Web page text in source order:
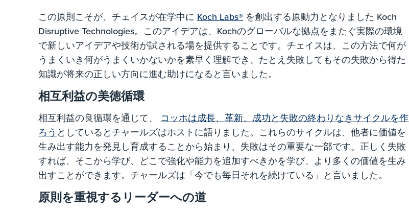
この原則こそが、チェイスが在学中に Koch Labs® を創出する原動力となりました Koch
Disruptive Technologies。このアイデアは、Kochのグローバルな拠点をまたぐ実際の環境
で新しいアイデアや技術が試される場を提供することです。チェイスは、この方法で何が
うまくいき何がうまくいかないかを素早く理解でき、たとえ失敗してもその失敗から得た
知識が将来の正しい方向に進む助けになると言いました。
相互利益の美徳循環
相互利益の良循環を通じて、 コッホは成長、革新、成功と失敗の終わりなきサイクルを作
ろう としているとチャールズはホストに語りました。これらのサイクルは、他者に価値を
生み出す能力を発見し育成することから始まり、失敗はその重要な一部です。正しく失敗
すれば、そこから学び、どこで強化や能力を追加すべきかを学び、より多くの価値を生み
出すことができます。チャールズは「今でも毎日それを続けている」と言いました。
原則を重視するリーダーへの道